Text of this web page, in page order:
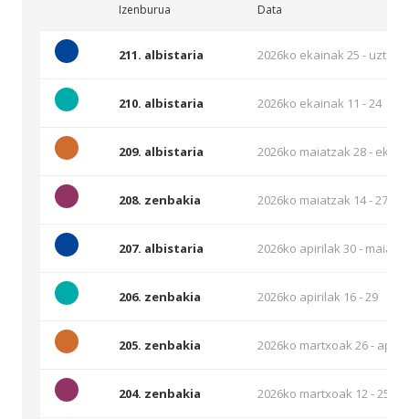
Izenburua Data
211. albistaria 2026ko ekainak 25 -
210. albistaria 2026ko ekainak 11 - 24
209. albistaria 2026ko maiatzak 28 -
208. zenbakia 2026ko maiatzak 14 - 27
207. albistaria 2026ko apirilak 30 -
206. zenbakia 2026ko apirilak 16 - 29
205. zenbakia 2026ko martxoak 26 -
204. zenbakia 2026ko martxoak 12 - 25